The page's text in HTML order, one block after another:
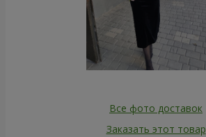
Все фото доставок
Заказать этот товар